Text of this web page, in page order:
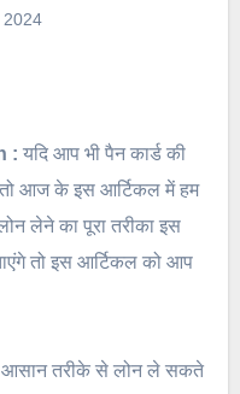
: यदि आप भी पैन कार्ड की
आज के इस आर्टिकल में हम
लेने का पूरा तरीका इस
तो इस आर्टिकल को आप
आसान तरीके से लोन ले सकते